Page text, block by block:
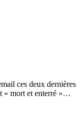
ces deux dernières
« mort et enterré »…